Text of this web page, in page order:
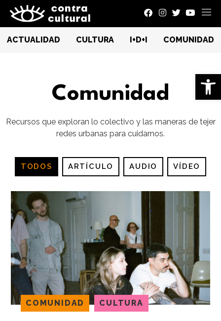
ACTUALIDAD CULTURA I+D+I COMUNIDAD
Comunidad
Recursos que exploran lo colectivo y las maneras de tejer
redes urbanas para cuidarnos.
TODOS ARTÍCULO AUDIO VÍDEO
COMUNIDAD CULTURA